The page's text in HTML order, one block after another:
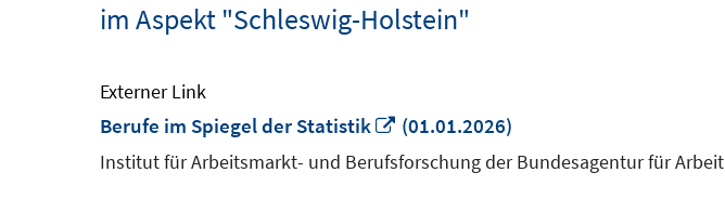
im Aspekt "Schleswig-Holstein"
Externer Link
Berufe im Spiegel der Statistik
In
neuem
(01.01.2026)
Institut für Arbeitsmarkt- und Berufsforschung der Bundesagentur für Arbeit